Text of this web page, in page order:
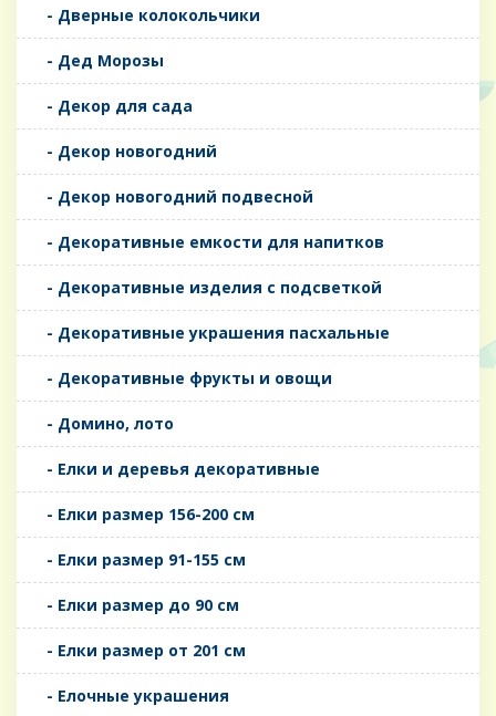
- Дверные колокольчики
- Дед Морозы
- Декор для сада
- Декор новогодний
- Декор новогодний подвесной
- Декоративные емкости для напитков
- Декоративные изделия с подсветкой
- Декоративные украшения пасхальные
- Декоративные фрукты и овощи
- Домино, лото
- Елки и деревья декоративные
- Елки размер 156-200 см
- Елки размер 91-155 см
- Елки размер до 90 см
- Елки размер от 201 см
- Елочные украшения